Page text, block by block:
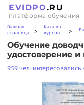
EVIDPO.RU
платформа обучения
Главная
страница
>
Каталог
курсов
>
Обучение
удостоверение и
959 чел.